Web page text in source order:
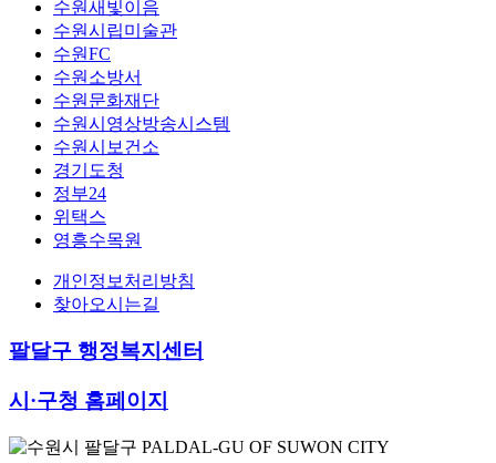
수원새빛이음
수원시립미술관
수원FC
수원소방서
수원문화재단
수원시영상방송시스템
수원시보건소
경기도청
정부24
위택스
영흥수목원
개인정보처리방침
찾아오시는길
팔달구 행정복지센터
시·구청 홈페이지